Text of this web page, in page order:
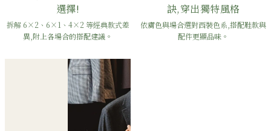
選擇!
拆解 6×2、6×1、4×2 等經典款式差
異,附上各場合的搭配建議。
訣,穿出獨特風格
依膚色與場合選對西裝色系,搭配鞋款與
配件更顯品味。